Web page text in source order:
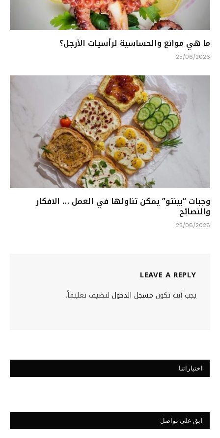
ما هي موانع والحساسية لرأسيات الأرجل؟
25/06/2026
وجبات “بينتو” يمكن تناولها في العمل … الافكار
والنصائح
25/06/2026
LEAVE A REPLY
يجب أنت تكون مسجل الدخول لتضيف تعليقاً.
اختياراتنا
ابق على تواصل